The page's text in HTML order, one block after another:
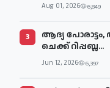
Aug 01, 2026 6,849
3
ആദ്യ
ചെക്ക് റിപ്പബ്ല...
Jun 12, 2026 6,397